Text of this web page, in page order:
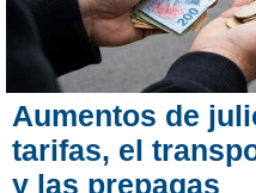
Aumentos de
tarifas, el
y las prepagas